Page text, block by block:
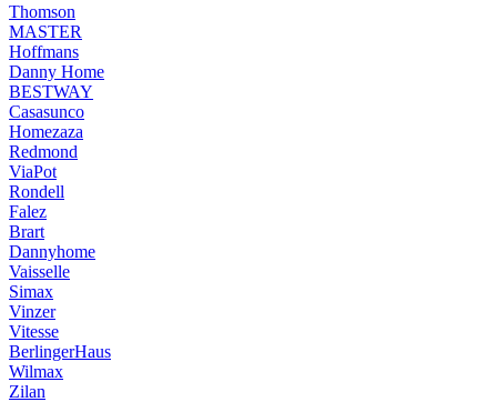
Thomson
MASTER
Hoffmans
Danny Home
BESTWAY
Casasunco
Homezaza
Redmond
ViaPot
Rondell
Falez
Brart
Dannyhome
Vaisselle
Simax
Vinzer
Vitesse
BerlingerHaus
Wilmax
Zilan